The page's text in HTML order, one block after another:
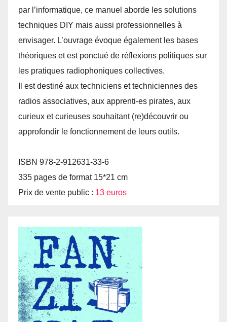
par l’informatique, ce manuel aborde les solutions
techniques DIY mais aussi professionnelles à
envisager. L’ouvrage évoque également les bases
théoriques et est ponctué de réflexions politiques sur
les pratiques radiophoniques collectives.
Il est destiné aux techniciens et techniciennes des
radios associatives, aux apprenti-es pirates, aux
curieux et curieuses souhaitant (re)découvrir ou
approfondir le fonctionnement de leurs outils.
ISBN 978-2-912631-33-6
335 pages de format 15*21 cm
Prix de vente public : 13 euros